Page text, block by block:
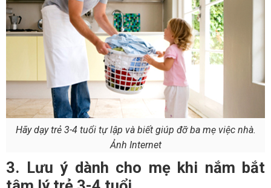
Hãy dạy trẻ 3-4 tuổi tự lập và biết giúp đỡ ba mẹ việc nhà.
Ảnh Internet
3. Lưu ý dành cho mẹ khi nắm bắt